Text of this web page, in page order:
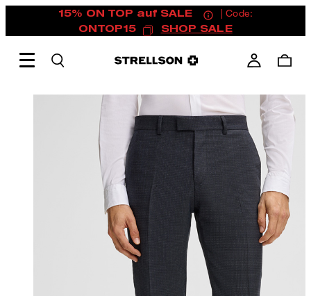
15% ON TOP auf SALE
| Code:
ONTOP15
SHOP SALE